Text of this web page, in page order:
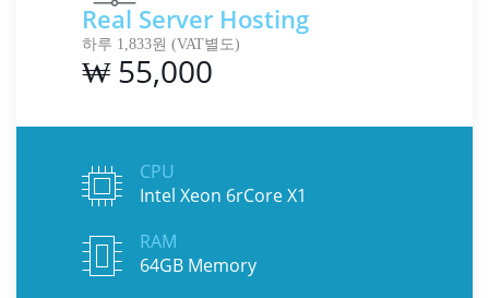
Real Server Hosting
하루 1,833원 (VAT별도)
₩ 55,000
CPU
Intel Xeon 6rCore X1
RAM
64GB Memory